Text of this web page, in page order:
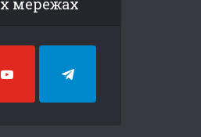
мережах